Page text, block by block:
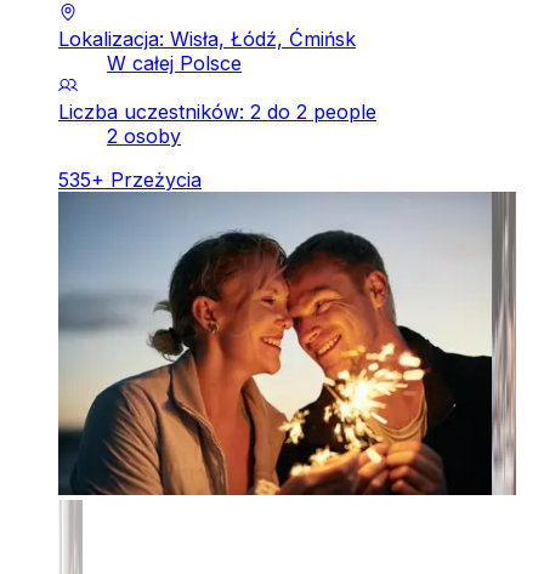
Lokalizacja: Wisła, Łódź, Ćmińsk
W całej Polsce
Liczba uczestników: 2 do 2 people
2 osoby
535+ Przeżycia